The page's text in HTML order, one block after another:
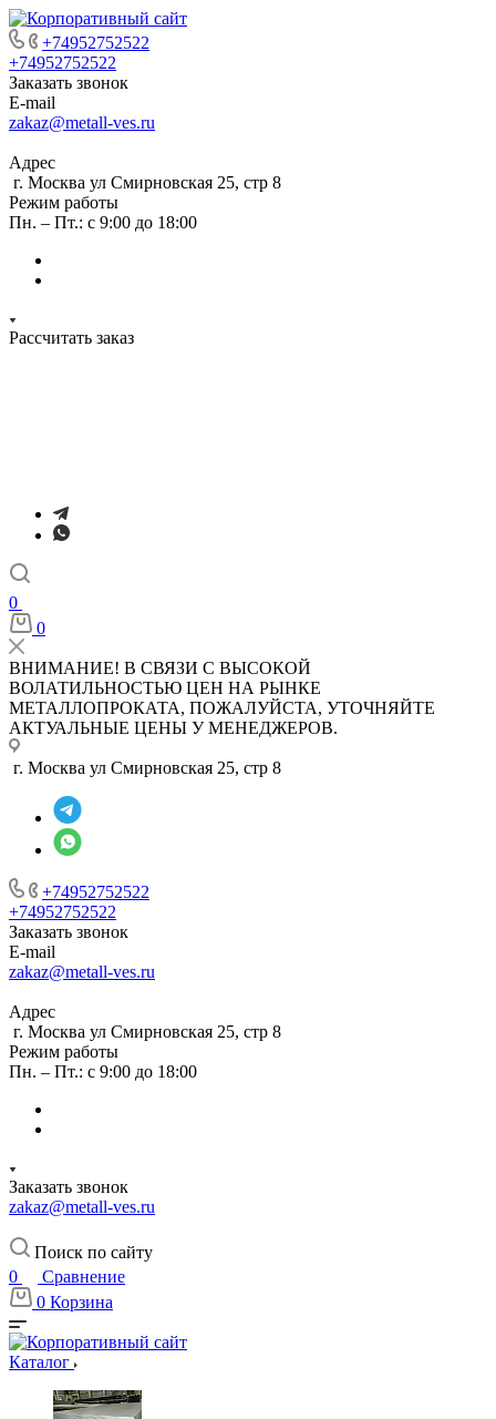
+74952752522
+74952752522
Заказать звонок
E-mail
zakaz@metall-ves.ru
Адрес
г. Москва ул Смирновская 25, стр 8
Режим работы
Пн. – Пт.: с 9:00 до 18:00
Рассчитать заказ
0
0
ВНИМАНИЕ! В СВЯЗИ С ВЫСОКОЙ
ВОЛАТИЛЬНОСТЬЮ ЦЕН НА РЫНКЕ
МЕТАЛЛОПРОКАТА, ПОЖАЛУЙСТА, УТОЧНЯЙТЕ
АКТУАЛЬНЫЕ ЦЕНЫ У МЕНЕДЖЕРОВ.
г. Москва ул Смирновская 25, стр 8
+74952752522
+74952752522
Заказать звонок
E-mail
zakaz@metall-ves.ru
Адрес
г. Москва ул Смирновская 25, стр 8
Режим работы
Пн. – Пт.: с 9:00 до 18:00
Заказать звонок
zakaz@metall-ves.ru
Поиск по сайту
0
Сравнение
0 Корзина
Каталог